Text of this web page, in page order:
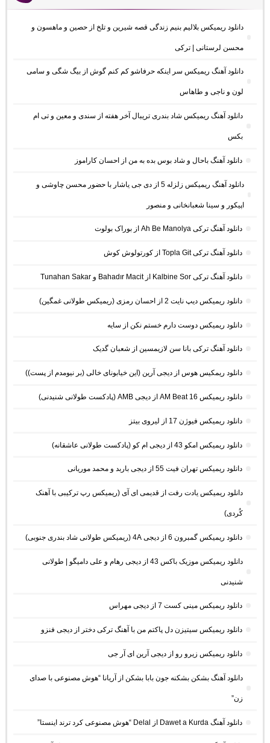
دانلود ریمیکس بلالیم بنیم زندگی قصه شیرین و تلخ از حصین و ماهسون و
محسن لرستانی | ترکی
دانلود آهنگ ریمیکس سر اینکه حرفاشو کم کنم گوش از بیگ شگی و سامی
لون و ناجی و طاهاس
دانلود آهنگ ریمیکس شاد بندری تریبال آخر هفته از سندی و معین و تی ام
بکس
دانلود آهنگ باحال و شاد بوس بده به من از احسان کاراموز
دانلود آهنگ ریمیکس زلزله 5 از دی جی یاشار با حضور محسن چاوشی و
اپیکور و سینا شعبانخانی و منصور
دانلود آهنگ ترکی Ah Be Manolya از بوراک بولوت
دانلود آهنگ ترکی Topla Git از کورتولوش کوش
دانلود آهنگ ترکی Kalbine Sor از Bahadır Macit و Tunahan Sakar
دانلود ریمیکس دیپ نایت 2 از احسان رمزی (ریمیکس طولانی غمگین)
دانلود ریمیکس دوست دارم خستم نکن از سایه
دانلود آهنگ ترکی بانا سن لازیمسین از شعبان گدیک
دانلود ریمکیس هوس از دیجی آرین (این خیابونای خالی (بر نیومدم از پست))
دانلود ریمیکس AM Beat 16 از دیجی AMB (پادکست طولانی شنیدنی)
دانلود ریمیکس فیوژن 17 از لیروی بیتز
دانلود ریمیکس امکو 43 از دیجی ام کو (پادکست طولانی عاشقانه)
دانلود ریمیکس تهران فیت 55 از دیجی باربد و محمد موریانی
دانلود ریمیکس یادت رفت از قدیمی ای آی (ریمیکس رپ ترکیبی با آهنک
کُردی)
دانلود ریمیکس گمبرون 6 از دیجی 4A (ریمیکس طولانی شاد بندری جنوبی)
دانلود ریمیکس موزیک باکس 43 از دیجی رهام و علی دامیگو | طولانی
شنیدنی
دانلود ریمیکس مینی کست 7 از دیجی مهراس
دانلود ریمیکس سیتیزن دل پاکتم من با آهنگ ترکی دختر از دیجی فنزو
دانلود ریمیکس زیرو رو از دیجی آرین ای آر جی
دانلود آهنگ بشکن بشکنه جون بابا بشکن از آریانا “هوش مصنوعی با صدای
زن”
دانلود آهنگ Dawet a Kurda از Delal “هوش مصنوعی کرد ترند اینستا”